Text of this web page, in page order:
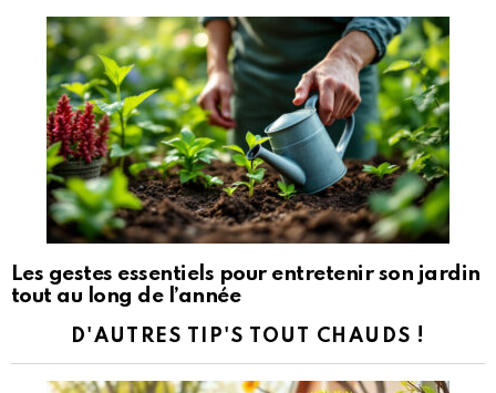
Les gestes essentiels pour entretenir son jardin
tout au long de l’année
D'AUTRES TIP'S TOUT CHAUDS !